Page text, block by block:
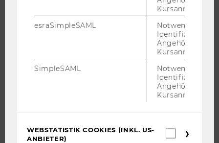
DOKTORAT / PHD
INTERNATIONALE UND INCOMING EXCHANGE STUDIERENDE
Kursanmeldung.
esraSimpleSAML
Notwendig zur
Identifizierung
Angehörige/r für
Kursanmeldung.
SimpleSAML
Notwendig zur
Identifizierung
Angehörige/r für
Kursanmeldung.
WEBSTATISTIK COOKIES (INKL. US-
ANBIETER)